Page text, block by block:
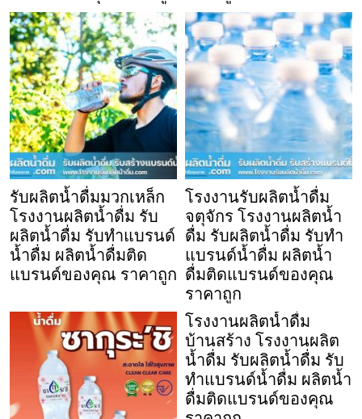
รับผลิตน้ำดื่มมวกเหล็ก
โรงงานผลิตน้ำดื่ม รับ
ผลิตน้ำดื่ม รับทำแบรนด์
น้ำดื่ม ผลิตน้ำดื่มติด
แบรนด์ของคุณ ราคาถูก
โรงงานรับผลิตน้ำดื่ม
จตุจักร โรงงานผลิตน้ำ
ดื่ม รับผลิตน้ำดื่ม รับทำ
แบรนด์น้ำดื่ม ผลิตน้ำ
ดื่มติดแบรนด์ของคุณ
ราคาถูก
โรงงานผลิตน้ำดื่ม
บ้านสร้าง โรงงานผลิต
น้ำดื่ม รับผลิตน้ำดื่ม รับ
ทำแบรนด์น้ำดื่ม ผลิตน้ำ
ดื่มติดแบรนด์ของคุณ